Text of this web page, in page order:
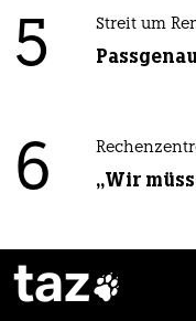
5 Streit um
6 „Wir
taz